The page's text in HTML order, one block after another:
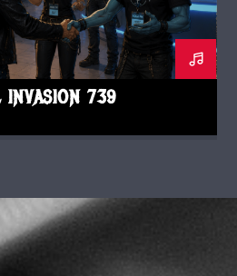
INVASION 739